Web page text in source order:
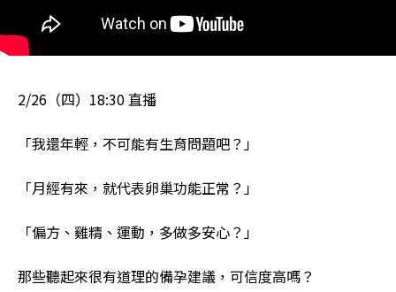
2/26（四）18:30 直播
「我還年輕，不可能有生育問題吧？」
「月經有來，就代表卵巢功能正常？」
「偏方、雞精、運動，多做多安心？」
那些聽起來很有道理的備孕建議，可信度高嗎？